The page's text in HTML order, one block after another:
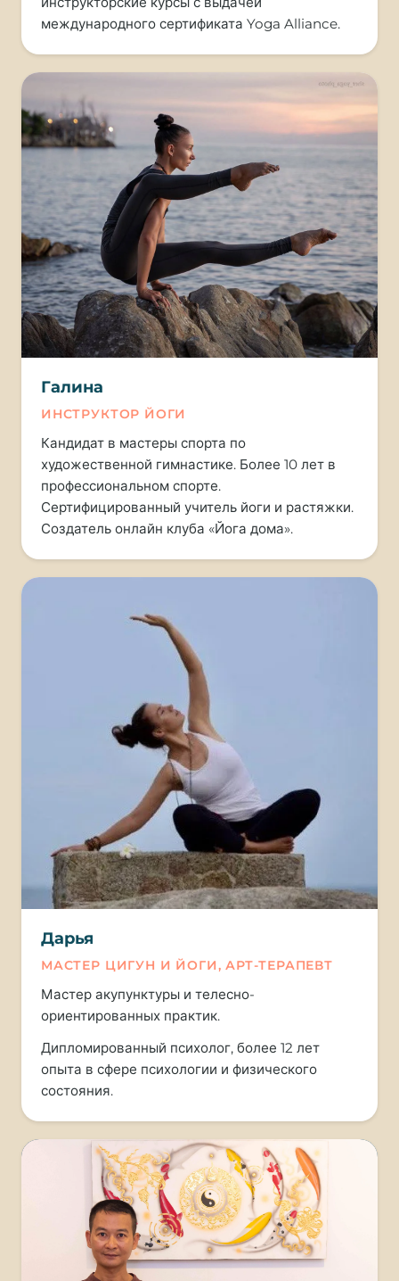
международного сертификата Yoga Alliance.
Галина
ИНСТРУКТОР ЙОГИ
Кандидат в мастеры спорта по
художественной гимнастике. Более 10 лет в
профессиональном спорте.
Сертифицированный учитель йоги и растяжки.
Создатель онлайн клуба «Йога дома».
Дарья
МАСТЕР ЦИГУН И ЙОГИ, АРТ-ТЕРАПЕВТ
Мастер акупунктуры и телесно-
ориентированных практик.
Дипломированный психолог, более 12 лет
опыта в сфере психологии и физического
состояния.